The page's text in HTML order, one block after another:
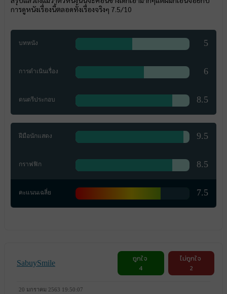
การดูหนังเรื่องนี้ตลอดทั้งเรื่องจริงๆ 7.5/10
บทหนัง 5
การดำเนินเรื่อง 6
ดนตรีประกอบ 8.5
ฝีมือนักแสดง 9.5
กราฟฟิก 8.5
คะแนนเฉลี่ย 7.5
SabuySmile
ถูกใจ
4
ไม่ถูกใจ
2
20 มกราคม 2563 19:50:07